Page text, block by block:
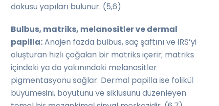
dokusu yapıları bulunur. (5,6)
Bulbus, matriks, melanositler ve dermal
papilla:Anajen fazda bulbus, saç şaftını ve IRS’yi
oluşturan hızlı çoğalan bir matriks içerir; matriks
içindeki ya da yakınındaki melanositler
pigmentasyonu sağlar. Dermal papilla ise folikül
büyümesini, boyutunu ve siklusunu düzenleyen